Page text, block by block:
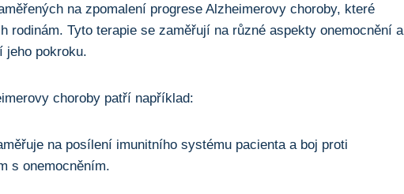
na zpomalení progrese Alzheimerovy choroby, které
rodinám. Tyto terapie se zaměřují na různé aspekty onemocnění a
jeho pokroku.
choroby patří například:
na posílení imunitního systému pacienta a boj proti
s onemocněním.